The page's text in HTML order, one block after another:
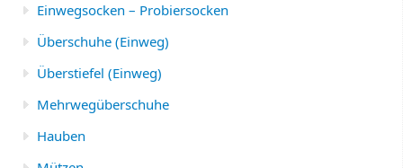
Einwegsocken – Probiersocken
Überschuhe (Einweg)
Überstiefel (Einweg)
Mehrwegüberschuhe
Hauben